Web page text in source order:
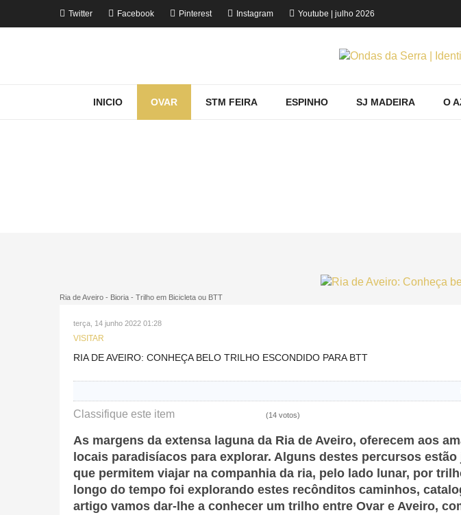
Twitter Facebook Pinterest Instagram Youtube | julho 2026
INICIO OVAR STM FEIRA ESPINHO SJ MADEIRA O
Ria de Aveiro - Bioria - Trilho em Bicicleta ou BTT
terça, 14 junho 2022 01:28
VISITAR
RIA DE AVEIRO: CONHEÇA BELO TRILHO ESCONDIDO PARA BTT
Classifique este item (14 votos)
As margens da extensa laguna da Ria de Aveiro, oferecem aos
locais paradisíacos para explorar. Alguns destes percursos
que permitem viajar na companhia da ria, pelo lado lunar, por
longo do tempo foi explorando estes recônditos caminhos,
artigo vamos dar-lhe a conhecer um trilho entre Ovar e Aveiro,